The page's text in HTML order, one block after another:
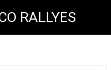
RALLYES